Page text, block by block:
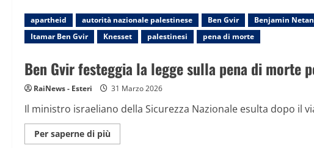
apartheid autorità nazionale palestinese Ben Gvir Benjamin
Itamar Ben Gvir
Knesset palestinesi pena di morte
Ben Gvir festeggia la legge sulla pena di morte
RaiNews - Esteri 31 Marzo 2026
Il ministro israeliano della Sicurezza Nazionale esulta dopo il
Per saperne di più
informazioni